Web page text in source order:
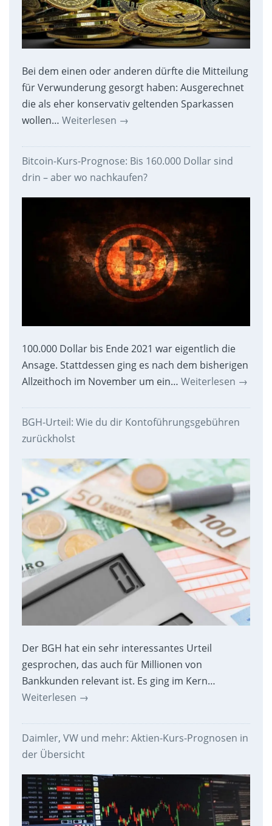
Bei dem einen oder anderen dürfte die Mitteilung
für Verwunderung gesorgt haben: Ausgerechnet
die als eher konservativ geltenden Sparkassen
wollen… Weiterlesen →
Bitcoin-Kurs-Prognose: Bis 160.000 Dollar sind
drin – aber wo nachkaufen?
100.000 Dollar bis Ende 2021 war eigentlich die
Ansage. Stattdessen ging es nach dem bisherigen
Allzeithoch im November um ein… Weiterlesen →
BGH-Urteil: Wie du dir Kontoführungsgebühren
zurückholst
Der BGH hat ein sehr interessantes Urteil
gesprochen, das auch für Millionen von
Bankkunden relevant ist. Es ging im Kern…
Weiterlesen →
Daimler, VW und mehr: Aktien-Kurs-Prognosen in
der Übersicht